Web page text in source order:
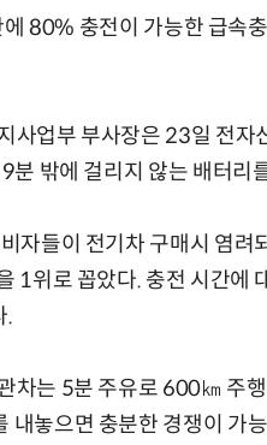
80% 충전이 가능한 급속
사업부 부사장은 23일 전
분 밖에 걸리지 않는 배터리
자들이 전기차 구매시 염려
1위로 꼽았다. 충전 시간에
.
차는 5분 주유로 600㎞ 주
내놓으면 충분한 경쟁이 가